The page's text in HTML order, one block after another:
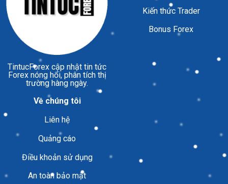
TintucForex cập nhật tin tức
Forex nóng hổi, phân tích thị
trường hàng ngày.
Kiến thức Trader
Bonus Forex
Về chúng tôi
Liên hệ
Quảng cáo
Điều khoản sử dụng
An toàn bảo mật